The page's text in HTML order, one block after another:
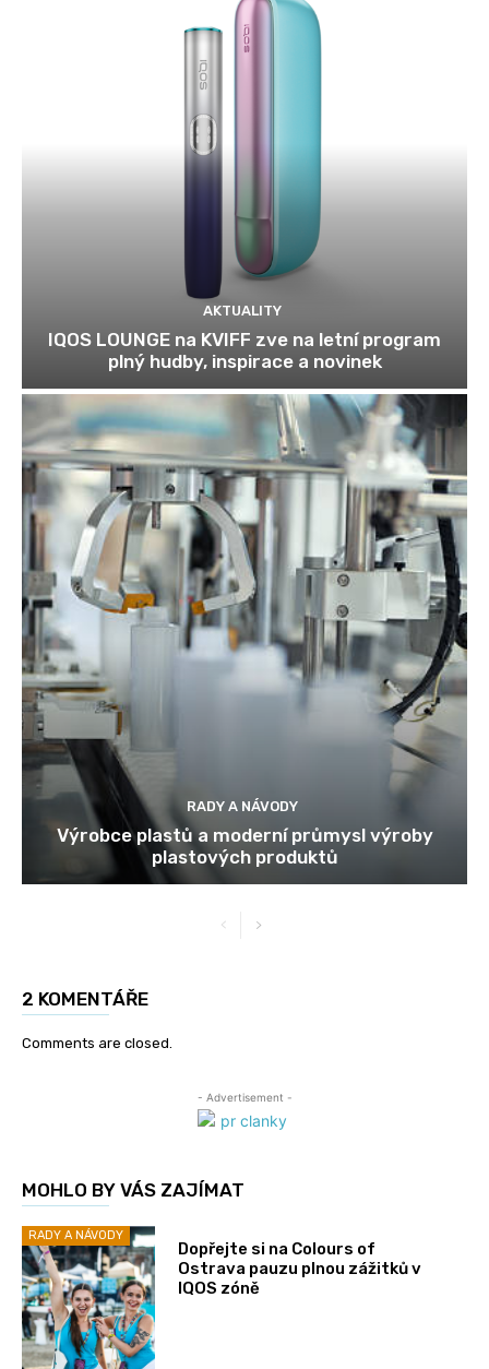
AKTUALITY
IQOS LOUNGE na KVIFF zve na letní program
plný hudby, inspirace a novinek
RADY A NÁVODY
Výrobce plastů a moderní průmysl výroby
plastových produktů
2 KOMENTÁŘE
Comments are closed.
- Advertisement -
MOHLO BY VÁS ZAJÍMAT
RADY A NÁVODY
Dopřejte si na Colours of
Ostrava pauzu plnou zážitků v
IQOS zóně